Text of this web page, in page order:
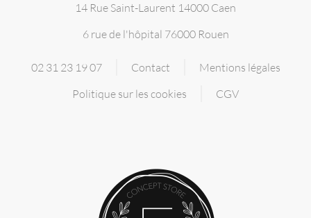
14 Rue Saint-Laurent 14000 Caen
6 rue de l'hôpital 76000 Rouen
02 31 23 19 07 Contact
Mentions légales
Politique sur les cookies
CGV